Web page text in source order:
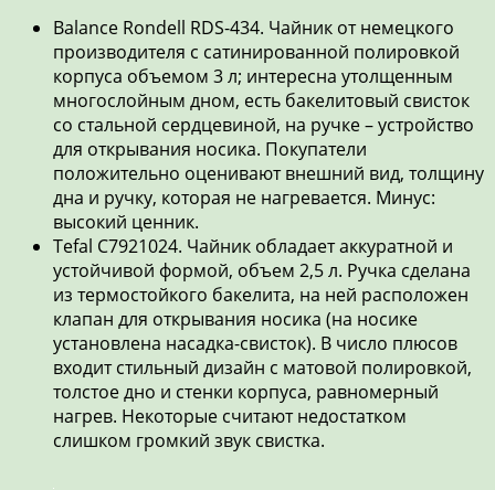
Balance Rondell RDS-434. Чайник от немецкого
производителя с сатинированной полировкой
корпуса объемом 3 л; интересна утолщенным
многослойным дном, есть бакелитовый свисток
со стальной сердцевиной, на ручке – устройство
для открывания носика. Покупатели
положительно оценивают внешний вид, толщину
дна и ручку, которая не нагревается. Минус:
высокий ценник.
Tefal C7921024. Чайник обладает аккуратной и
устойчивой формой, объем 2,5 л. Ручка сделана
из термостойкого бакелита, на ней расположен
клапан для открывания носика (на носике
установлена насадка-свисток). В число плюсов
входит стильный дизайн с матовой полировкой,
толстое дно и стенки корпуса, равномерный
нагрев. Некоторые считают недостатком
слишком громкий звук свистка.